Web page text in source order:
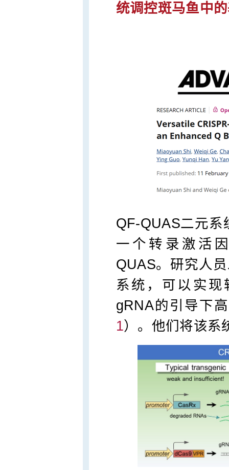
统调控斑马鱼中
QF-QUAS二元
一个转录激活
QUAS。研究人
系统，可以实
gRNA的引导下
1）。他们将该系